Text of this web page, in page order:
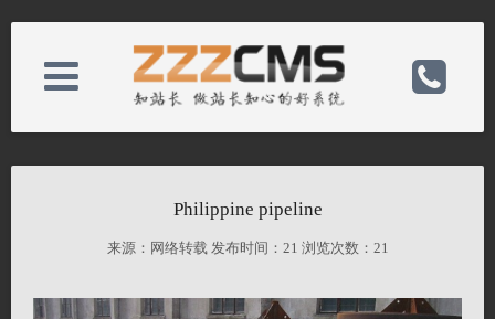
About us
News
电话：86-523-84612388
手机：15861036686
邮箱：jjo@ohji-jj.com
Philippine pipeline
来源：网络转载 发布时间： 21 浏览次数： 21